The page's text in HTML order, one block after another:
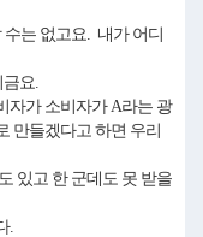
수는 없고요. 내가 어디
금요.
자가 소비자가 A라는 광
만들겠다고 하면 우리
있고 한 군데도 못 받을
.